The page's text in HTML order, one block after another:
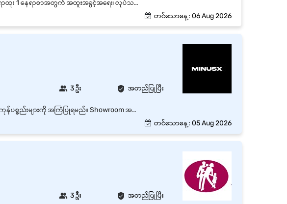
ဒဂုံမြို့သစ်မြောက်ပိုင်း၊ Yangonတွင်ရှိသော Full Time Sales Assistant ရာထူး 1 နေရာစာအတွက် အထူးအခွင့်အရေး၊ လုပ်သက် - Experienced Non-Manager နှင့် Monthly လစာကောင်းကောင်းပေးမည်။
တင်သောနေ့: 06 Aug 2026
3 ဦး အတည်ပြုပြီး
Customer လိုအပ်ချက်များကို နားလည်သဘောပေါက်ပြီး သင့်လျော်သော ကုန်ပစ္စည်းများကို အကြံပြုရမည်။ Showroom အတွင်းရှိ ကုန်ပစ္စည်းများကို သန့်ရှင်းသပ်ရပ်စွာ စီစဉ်ပြသထားနိုင်ရန် ထိန်းသိမ်းဆောင်ရွက်ရမည်။ လုပ်ငန်းလိုအပ်ချက်အရ ပေးအပ်သော အခြားသက်ဆိုင်ရာ တာဝန်များကို ဆောင်ရွက်ရမည်။
တင်သောနေ့: 05 Aug 2026
3 ဦး အတည်ပြုပြီး